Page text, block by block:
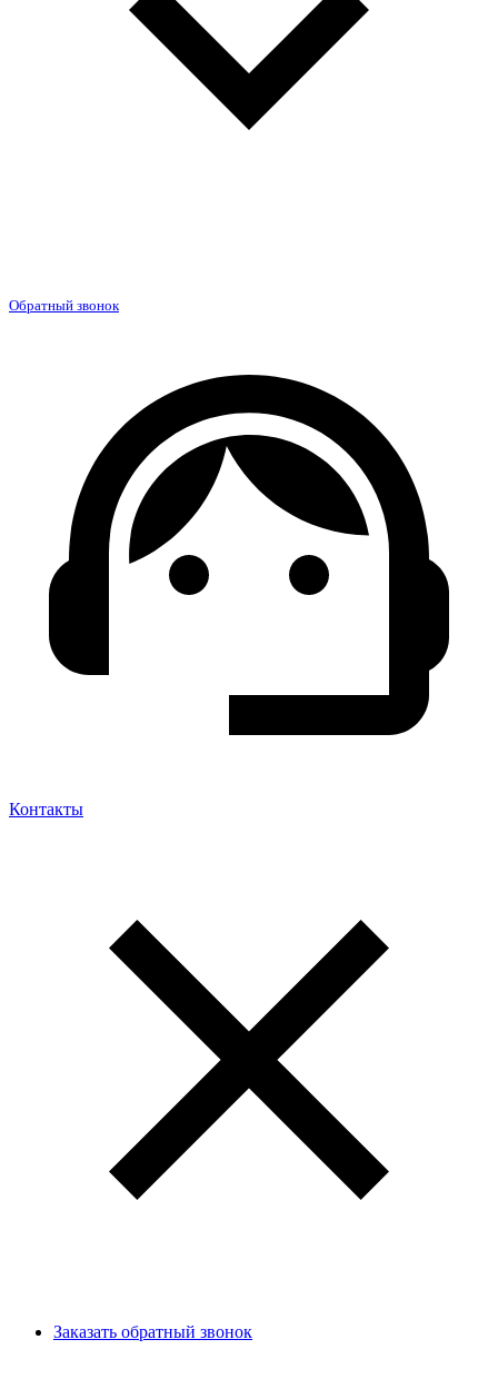
Обратный звонок
Контакты
Заказать обратный звонок